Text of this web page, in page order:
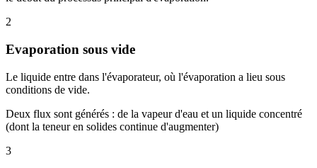
2
Evaporation sous vide
Le liquide entre dans l'évaporateur, où l'évaporation a lieu sous
conditions de vide.
Deux flux sont générés : de la vapeur d'eau et un liquide concentré
(dont la teneur en solides continue d'augmenter)
3